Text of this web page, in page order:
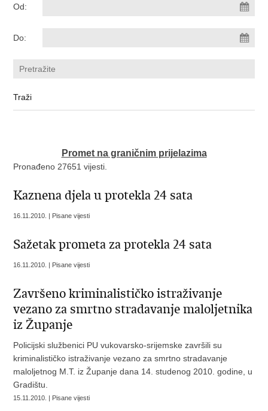
Od:
Do:
Promet na graničnim prijelazima
Pronađeno 27651 vijesti.
Kaznena djela u protekla 24 sata
16.11.2010. | Pisane vijesti
Sažetak prometa za protekla 24 sata
16.11.2010. | Pisane vijesti
Završeno kriminalističko istraživanje
vezano za smrtno stradavanje maloljetnika
iz Županje
Policijski službenici PU vukovarsko-srijemske završili su
kriminalističko istraživanje vezano za smrtno stradavanje
maloljetnog M.T. iz Županje dana 14. studenog 2010. godine, u
Gradištu.
15.11.2010. | Pisane vijesti